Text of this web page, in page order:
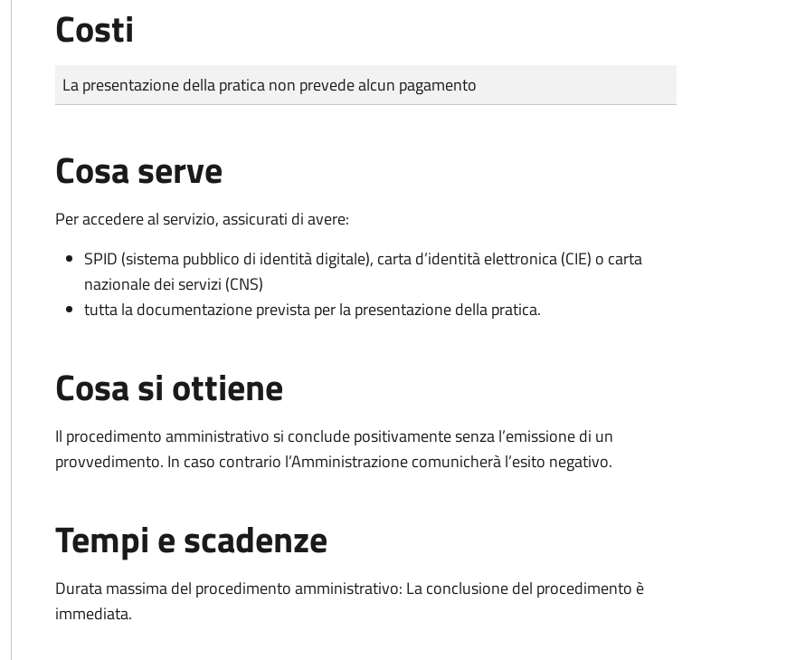
Costi
Tipo di pagamento
Importo
La presentazione della pratica non prevede alcun pagamento
Cosa serve
Per accedere al servizio, assicurati di avere:
SPID (sistema pubblico di identità digitale), carta d’identità elettronica (CIE) o carta
nazionale dei servizi (CNS)
tutta la documentazione prevista per la presentazione della pratica.
Cosa si ottiene
Il procedimento amministrativo si conclude positivamente senza l’emissione di un
provvedimento. In caso contrario l’Amministrazione comunicherà l’esito negativo.
Tempi e scadenze
Durata massima del procedimento amministrativo: La conclusione del procedimento è
immediata.